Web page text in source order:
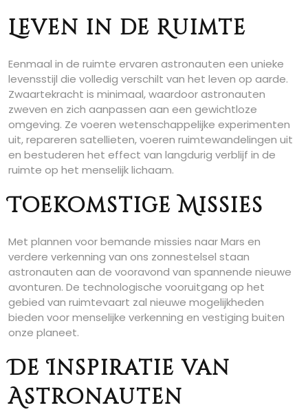
Leven in de Ruimte
Eenmaal in de ruimte ervaren astronauten een unieke
levensstijl die volledig verschilt van het leven op aarde.
Zwaartekracht is minimaal, waardoor astronauten
zweven en zich aanpassen aan een gewichtloze
omgeving. Ze voeren wetenschappelijke experimenten
uit, repareren satellieten, voeren ruimtewandelingen uit
en bestuderen het effect van langdurig verblijf in de
ruimte op het menselijk lichaam.
Toekomstige Missies
Met plannen voor bemande missies naar Mars en
verdere verkenning van ons zonnestelsel staan
astronauten aan de vooravond van spannende nieuwe
avonturen. De technologische vooruitgang op het
gebied van ruimtevaart zal nieuwe mogelijkheden
bieden voor menselijke verkenning en vestiging buiten
onze planeet.
De Inspiratie van
Astronauten